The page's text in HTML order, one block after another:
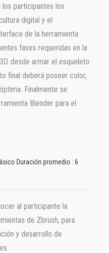
participantes los
digital y el
de la herramienta
fases requeridas en la
desde armar el esqueleto
final deberá poseer color,
Finalmente se
Blender para el
Duración promedio : 6
al participante la
de Zbrush, para
y desarrollo de